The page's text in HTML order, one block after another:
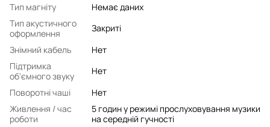
Тип магніту
Немає даних
Тип акустичного
оформлення
Закриті
Знімний кабель
Нет
Підтримка
об'ємного звуку
Нет
Поворотні чаші
Нет
Живлення / час
роботи
5 годин у режимі прослуховування музики
на середній гучності